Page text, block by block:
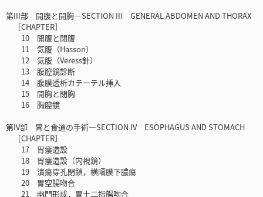
第III部 開腹と開胸―SECTION III GENERAL ABDOMEN AND THORAX
［CHAPTER］
10 開腹と閉腹
11 気腹（Hasson）
12 気腹（Veress針）
13 腹腔鏡診断
14 腹膜透析カテーテル挿入
15 開胸と閉胸
16 胸腔鏡
第IV部 胃と食道の手術―SECTION IV ESOPHAGUS AND STOMACH
［CHAPTER］
17 胃瘻造設
18 胃瘻造設（内視鏡）
19 潰瘍穿孔閉鎖，横隔膜下膿瘍
20 胃空腸吻合
21 幽門形成，胃十二指腸吻合